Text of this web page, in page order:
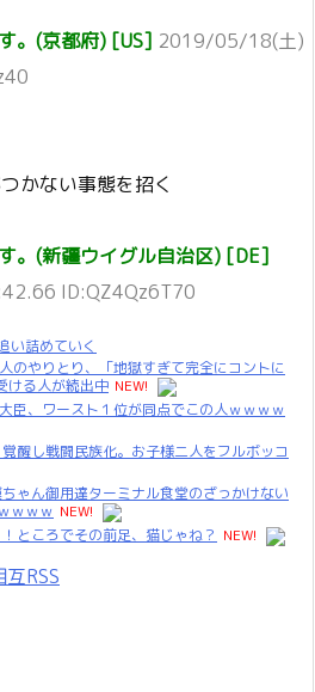
。(京都府) [US] 2019/05/18(土)
かない事態を招く
。(新疆ウイグル自治区) [DE]
ID:QZ4Qz6T70
い詰めていく
のやりとり、「地獄すぎて完全にコントに
る人が続出中 NEW!
臣、ワースト１位が同点でこの人ｗｗｗｗ
覚醒し戦闘民族化。お子様二人をフルボッコ
ちゃん御用達ターミナル食堂のざっかけない
ｗｗｗ NEW!
ところでその前足、猫じゃね？ NEW!
RSS